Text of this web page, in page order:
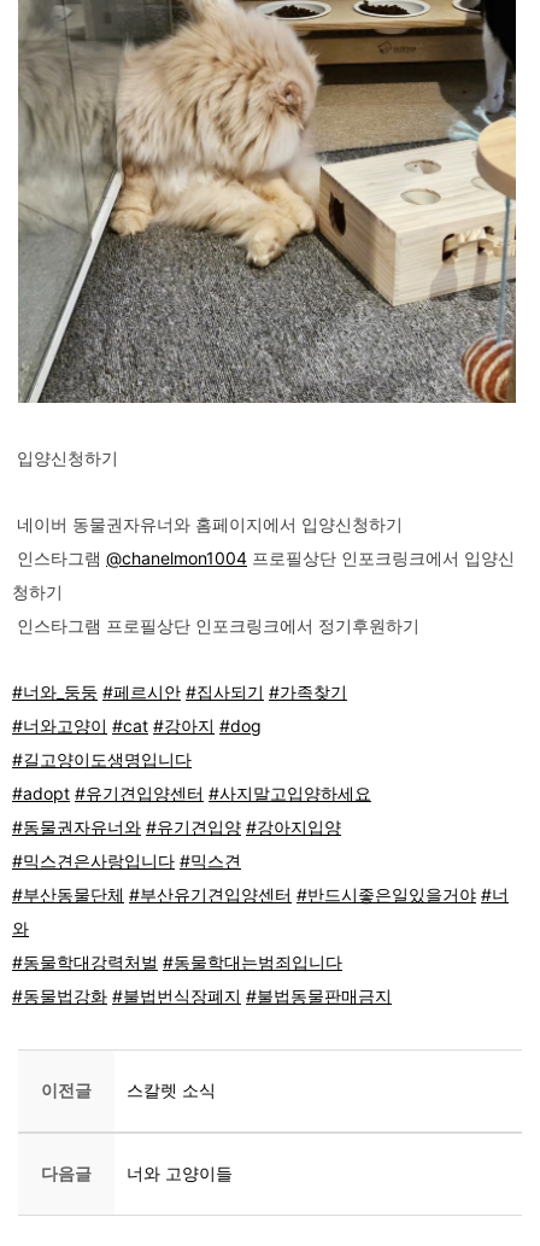
입양신청하기
네이버 동물권자유너와 홈페이지에서 입양신청하기
인스타그램 @chanelmon1004 프로필상단 인포크링크에서 입양신
청하기
인스타그램 프로필상단 인포크링크에서 정기후원하기
#너와_둥둥 #페르시안 #집사되기 #가족찾기
#너와고양이 #cat #강아지 #dog
#길고양이도생명입니다
#adopt #유기견입양센터 #사지말고입양하세요
#동물권자유너와 #유기견입양 #강아지입양
#믹스견은사랑입니다 #믹스견
#부산동물단체 #부산유기견입양센터 #반드시좋은일있을거야 #너
와
#동물학대강력처벌 #동물학대는범죄입니다
#동물법강화 #불법번식장폐지 #불법동물판매금지
이전글 스칼렛 소식
다음글 너와 고양이들